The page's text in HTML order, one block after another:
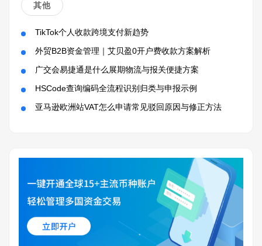
其他
TikTok个人收款跨境支付新趋势
外贸B2B资金管理｜艾贝盈0开户费收款方案解析
广交会易捷通是什么展期物流与报关便捷方案
HSCode查询编码全流程识别归类与申报示例
亚马逊欧洲站VAT怎么申请常见驳回原因与修正方法